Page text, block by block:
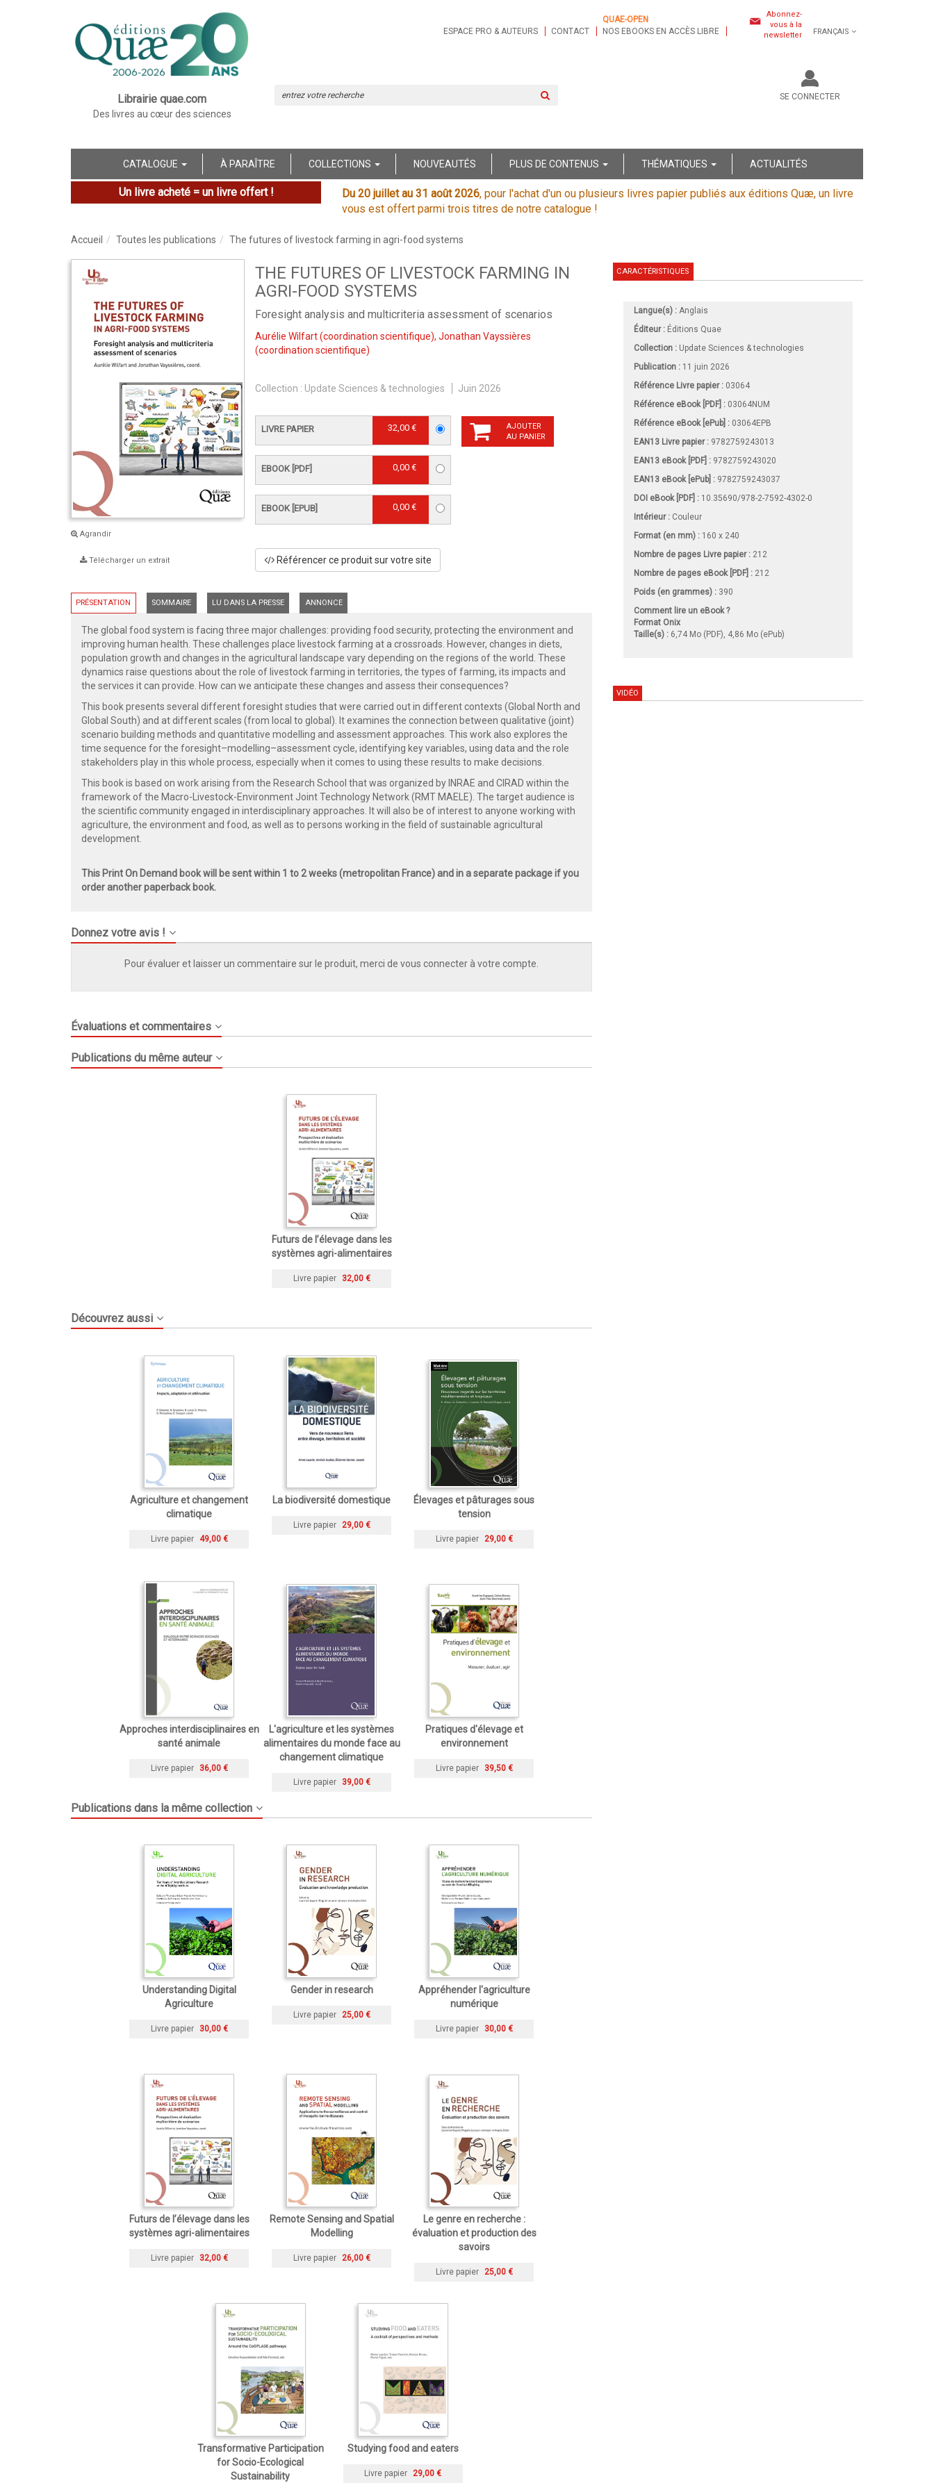
Librairie quae.com
Des livres au cœur des sciences
ESPACE PRO & AUTEURS CONTACT
QUAE-OPEN
NOS EBOOKS EN ACCÈS LIBRE
Abonnez-
vous à la
newsletter
FRANÇAIS
SE CONNECTER
CATALOGUE À PARAÎTRE COLLECTIONS NOUVEAUTÉS PLUS DE CONTENUS THÉMATIQUES ACTUALITÉS
Un livre acheté = un livre offert ! Du 20 juillet au 31 août 2026, pour l'achat d'un ou plusieurs livres papier publiés aux éditions Quæ, un livre
vous est offert parmi trois titres de notre catalogue !
Accueil Toutes les publications The futures of livestock farming in agri-food systems
Agrandir
Télécharger un extrait
THE FUTURES OF LIVESTOCK FARMING IN
AGRI-FOOD SYSTEMS
Foresight analysis and multicriteria assessment of scenarios
Aurélie Wilfart(coordination scientifique), Jonathan Vayssières
(coordination scientifique)
Collection : Update Sciences & technologies Juin 2026
LIVRE PAPIER 32,00 €
EBOOK [PDF] 0,00 €
EBOOK [EPUB] 0,00 €
AJOUTER
AU PANIER
Référencer ce produit sur votre site
PRÉSENTATION SOMMAIRE LU DANS LA PRESSE ANNONCE
The global food system is facing three major challenges: providing food security, protecting the environment and
improving human health. These challenges place livestock farming at a crossroads. However, changes in diets,
population growth and changes in the agricultural landscape vary depending on the regions of the world. These
dynamics raise questions about the role of livestock farming in territories, the types of farming, its impacts and
the services it can provide. How can we anticipate these changes and assess their consequences?
This book presents several different foresight studies that were carried out in different contexts (Global North and
Global South) and at different scales (from local to global). It examines the connection between qualitative (joint)
scenario building methods and quantitative modelling and assessment approaches. This work also explores the
time sequence for the foresight–modelling–assessment cycle, identifying key variables, using data and the role
stakeholders play in this whole process, especially when it comes to using these results to make decisions.
This book is based on work arising from the Research School that was organized by INRAE and CIRAD within the
framework of the Macro-Livestock-Environment Joint Technology Network (RMT MAELE). The target audience is
the scientific community engaged in interdisciplinary approaches. It will also be of interest to anyone working with
agriculture, the environment and food, as well as to persons working in the field of sustainable agricultural
development.
This Print On Demand book will be sent within 1 to 2 weeks (metropolitan France) and in a separate package if you
order another paperback book.
Donnez votre avis !
Pour évaluer et laisser un commentaire sur le produit, merci de vous connecter à votre compte.
Évaluations et commentaires
Publications du même auteur
Futurs de l’élevage dans les
systèmes agri-alimentaires
Livre papier 32,00 €
Découvrez aussi
Agriculture et changement
climatique
Livre papier 49,00 €
La biodiversité domestique
Livre papier 29,00 €
Élevages et pâturages sous
tension
Livre papier 29,00 €
Approches interdisciplinaires en
santé animale
Livre papier 36,00 €
L'agriculture et les systèmes
alimentaires du monde face au
changement climatique
Livre papier 39,00 €
Pratiques d'élevage et
environnement
Livre papier 39,50 €
Publications dans la même collection
Understanding Digital
Agriculture
Livre papier 30,00 €
Gender in research
Livre papier 25,00 €
Appréhender l'agriculture
numérique
Livre papier 30,00 €
Futurs de l’élevage dans les
systèmes agri-alimentaires
Livre papier 32,00 €
Remote Sensing and Spatial
Modelling
Livre papier 26,00 €
Le genre en recherche :
évaluation et production des
savoirs
Livre papier 25,00 €
Transformative Participation
for Socio-Ecological
Sustainability
Studying food and eaters
Livre papier 29,00 €
CARACTÉRISTIQUES
Langue(s) : Anglais
Éditeur : Éditions Quae
Collection : Update Sciences & technologies
Publication : 11 juin 2026
Référence Livre papier : 03064
Référence eBook [PDF] : 03064NUM
Référence eBook [ePub] : 03064EPB
EAN13 Livre papier : 9782759243013
EAN13 eBook [PDF] : 9782759243020
EAN13 eBook [ePub] : 9782759243037
DOI eBook [PDF] : 10.35690/978-2-7592-4302-0
Intérieur : Couleur
Format (en mm) : 160 x 240
Nombre de pages Livre papier: 212
Nombre de pages eBook [PDF] : 212
Poids (en grammes) : 390
Comment lire un eBook ?
Format Onix
Taille(s) : 6,74 Mo (PDF), 4,86 Mo (ePub)
VIDÉO